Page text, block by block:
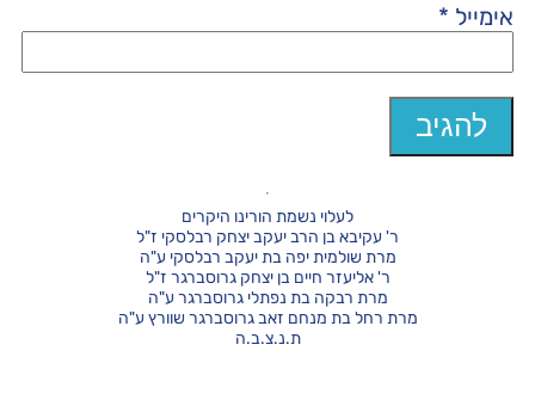
אימייל *
לעלוי נשמת הורינו היקרים
ר' עקיבא בן הרב יעקב יצחק רבלסקי ז"ל
מרת שולמית יפה בת יעקב רבלסקי ע"ה
ר' אליעזר חיים בן יצחק גרוסברגר ז"ל
מרת רבקה בת נפתלי גרוסברגר ע"ה
מרת רחל בת מנחם זאב גרוסברגר שוורץ ע"ה
ת.נ.צ.ב.ה